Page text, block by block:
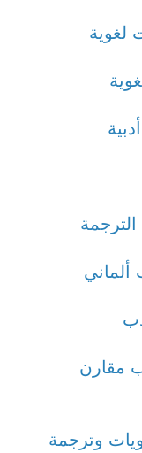
لغوية
مقارن
وترجمة